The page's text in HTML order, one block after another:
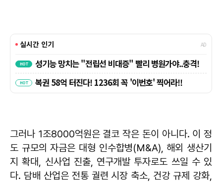
그러나 1조8000억원은 결코 작은 돈이 아니다. 이 정
도 규모의 자금은 대형 인수합병(M&A), 해외 생산기
지 확대, 신사업 진출, 연구개발 투자로도 쓰일 수 있
다. 담배 산업은 전통 궐련 시장 축소, 건강 규제 강화,